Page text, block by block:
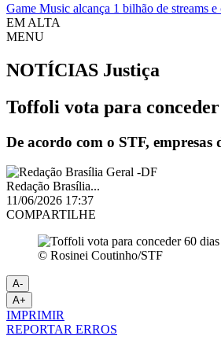
Game Music alcança 1 bilhão de streams
EM ALTA
MENU
NOTÍCIAS Justiça
Toffoli vota para
De acordo com o STF,
Redação Brasília...
11/06/2026 17:37
COMPARTILHE
© Rosinei Coutinho/STF
A-
A+
IMPRIMIR
REPORTAR ERROS